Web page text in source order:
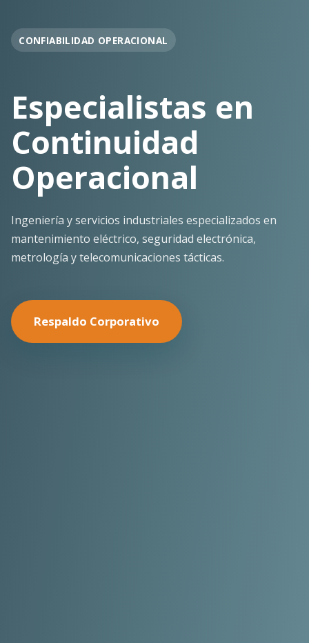
OPERACIÓN EN FAENA
Soporte
Operacional
Continuo
Despliegue ágil en terreno con los más altos
estándares de seguridad y calidad técnica para la
minería pesada.
Nuestras Soluciones